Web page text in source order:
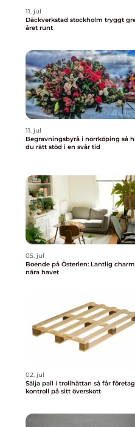
11. jul
Däckverkstad stockholm tryggt grepp
året runt
11. jul
Begravningsbyrå i norrköping så hittar
du rätt stöd i en svår tid
05. jul
Boende på Österlen: Lantlig charm
nära havet
02. jul
Sälja pall i trollhättan så får företag
kontroll på sitt överskott